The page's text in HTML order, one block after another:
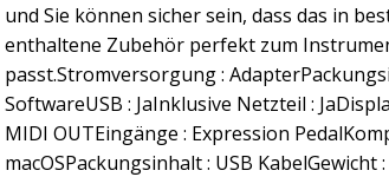
und Sie können sicher sein, dass das in
enthaltene Zubehör perfekt zum
passt.Stromversorgung :
SoftwareUSB : JaInklusive Netzteil :
MIDI OUTEingänge : Expression
macOSPackungsinhalt : USB KabelGewicht